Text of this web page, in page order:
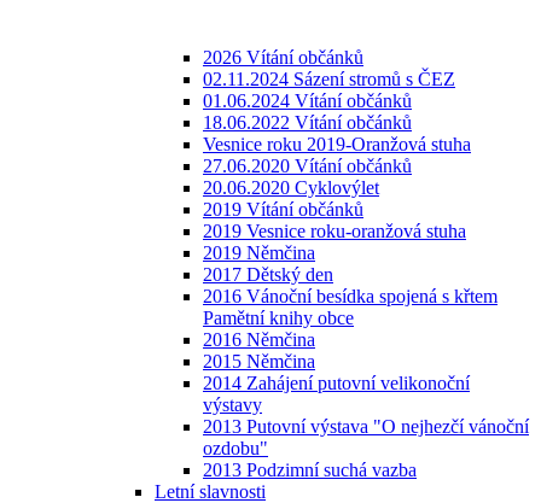
2026 Vítání občánků
02.11.2024 Sázení stromů s ČEZ
01.06.2024 Vítání občánků
18.06.2022 Vítání občánků
Vesnice roku 2019-Oranžová stuha
27.06.2020 Vítání občánků
20.06.2020 Cyklovýlet
2019 Vítání občánků
2019 Vesnice roku-oranžová stuha
2019 Němčina
2017 Dětský den
2016 Vánoční besídka spojená s křtem
Pamětní knihy obce
2016 Němčina
2015 Němčina
2014 Zahájení putovní velikonoční
výstavy
2013 Putovní výstava "O nejhezčí vánoční
ozdobu"
2013 Podzimní suchá vazba
Letní slavnosti